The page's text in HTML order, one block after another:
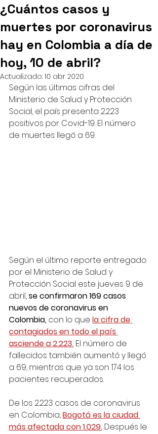
¿Cuántos casos y
muertes por coronavirus
hay en Colombia a día de
hoy, 10 de abril?
Actualizado: 10 abr 2020
Según las últimas cifras del
Ministerio de Salud y Protección
Social, el país presenta 2.223
positivos por Covid-19. El número
de muertes llegó a 69.
Según el último reporte entregado
por el Ministerio de Salud y
Protección Social este jueves 9 de
abril, se confirmaron 169 casos
nuevos de coronavirus en
Colombia, con lo que la cifra de
contagiados en todo el país
asciende a 2.223. El número de
fallecidos también aumentó y llegó
a 69, mientras que ya son 174 los
pacientes recuperados.
De los 2.223 casos de coronavirus
en Colombia, Bogotá es la ciudad
más afectada con 1.029. Después le